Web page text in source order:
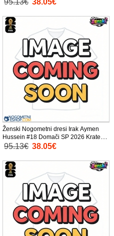
95.13€ 38.05€
Ženski Nogometni dresi Irak Aymen
Hussein #18 Domači SP 2026 Kratek
Rokav
95.13€ 38.05€